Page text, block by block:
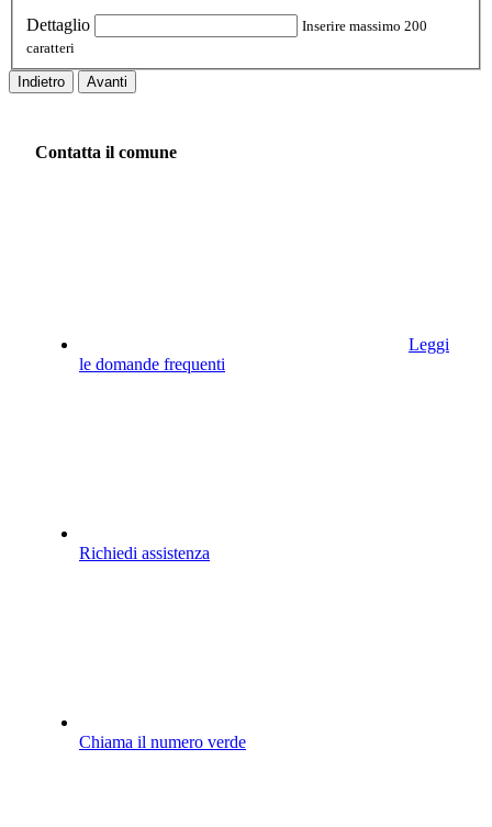
Dettaglio
Inserire massimo 200
caratteri
Indietro Avanti
Contatta il comune
Leggi
le domande frequenti
Richiedi assistenza
Chiama il numero verde